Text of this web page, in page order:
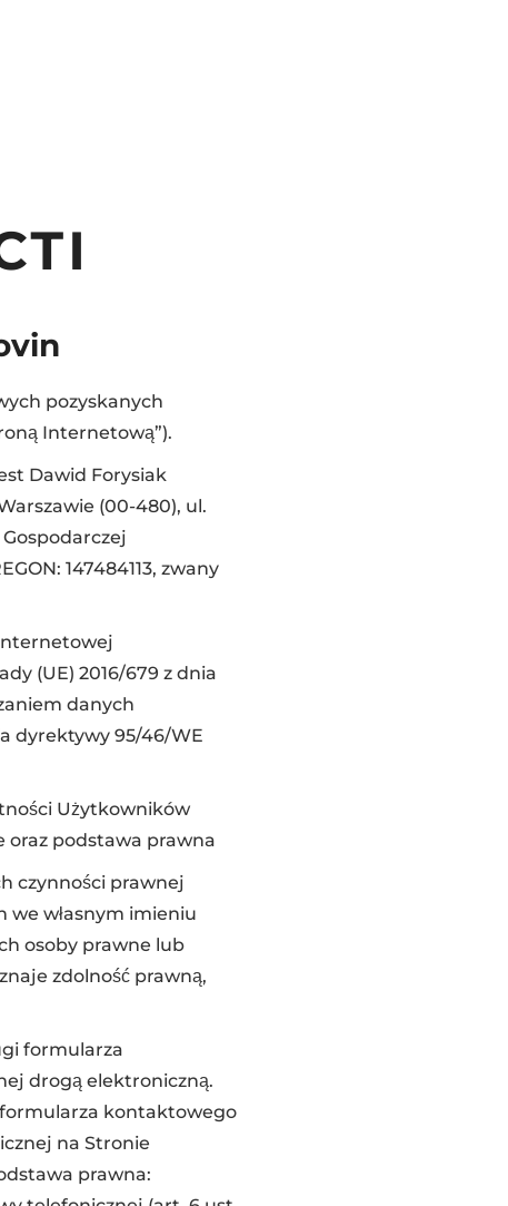
pozyskanych
Internetową”).
Dawid Forysiak
(00-480), ul.
147484113, zwany
(UE) 2016/679 z dnia
danych
dyrektywy 95/46/WE
Użytkowników
oraz podstawa prawna
czynności prawnej
we własnym imieniu
osoby prawne lub
zdolność prawną,
formularza
drogą elektroniczną.
formularza kontaktowego
na Stronie
prawna: